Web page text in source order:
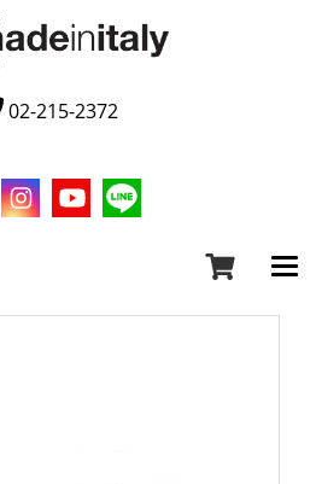
02-215-2372